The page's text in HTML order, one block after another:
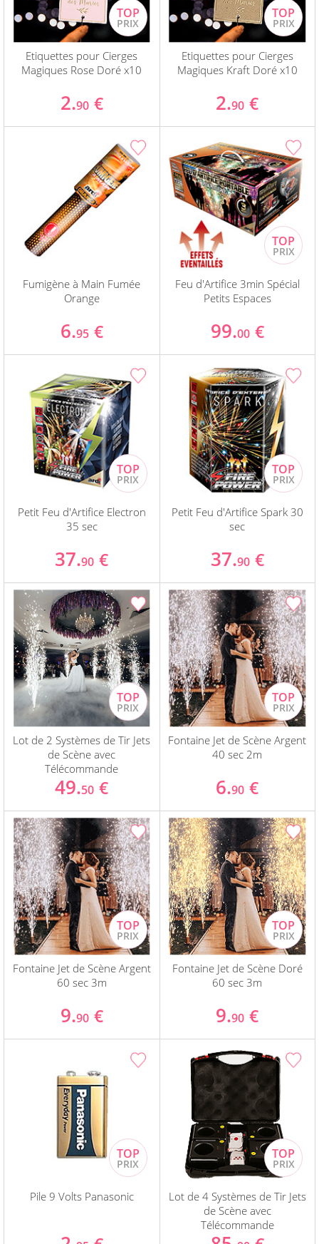
Etiquettes pour Cierges
Magiques Rose Doré x10
2.90 €
Etiquettes pour Cierges
Magiques Kraft Doré x10
2.90 €
Fumigène à Main Fumée
Orange
6.95 €
Feu d'Artifice 3min Spécial
Petits Espaces
99.00 €
Petit Feu d'Artifice Electron
35 sec
37.90 €
Petit Feu d'Artifice Spark 30
sec
37.90 €
Lot de 2 Systèmes de Tir Jets
de Scène avec
Télécommande
49.50 €
Fontaine Jet de Scène Argent
40 sec 2m
6.90 €
Fontaine Jet de Scène Argent
60 sec 3m
9.90 €
Fontaine Jet de Scène Doré
60 sec 3m
9.90 €
Pile 9 Volts Panasonic
Lot de 4 Systèmes de Tir Jets
de Scène avec
Télécommande